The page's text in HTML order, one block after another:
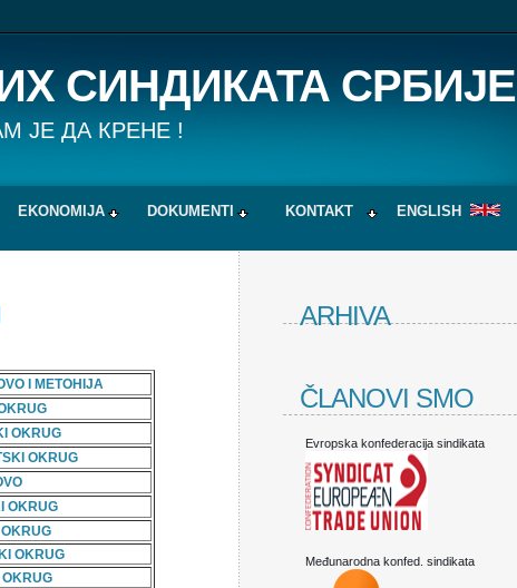
СИНДИКАТА СРБИЈЕ
ЈЕ ДА КРЕНЕ !
EKONOMIJA DOKUMENTI KONTAKT ENGLISH
I METOHIJA
OKRUG
OKRUG
OKRUG
OKRUG
ARHIVA
ČLANOVI SMO
Evropska konfederacija sindikata
Međunarodna konfed. sindikata